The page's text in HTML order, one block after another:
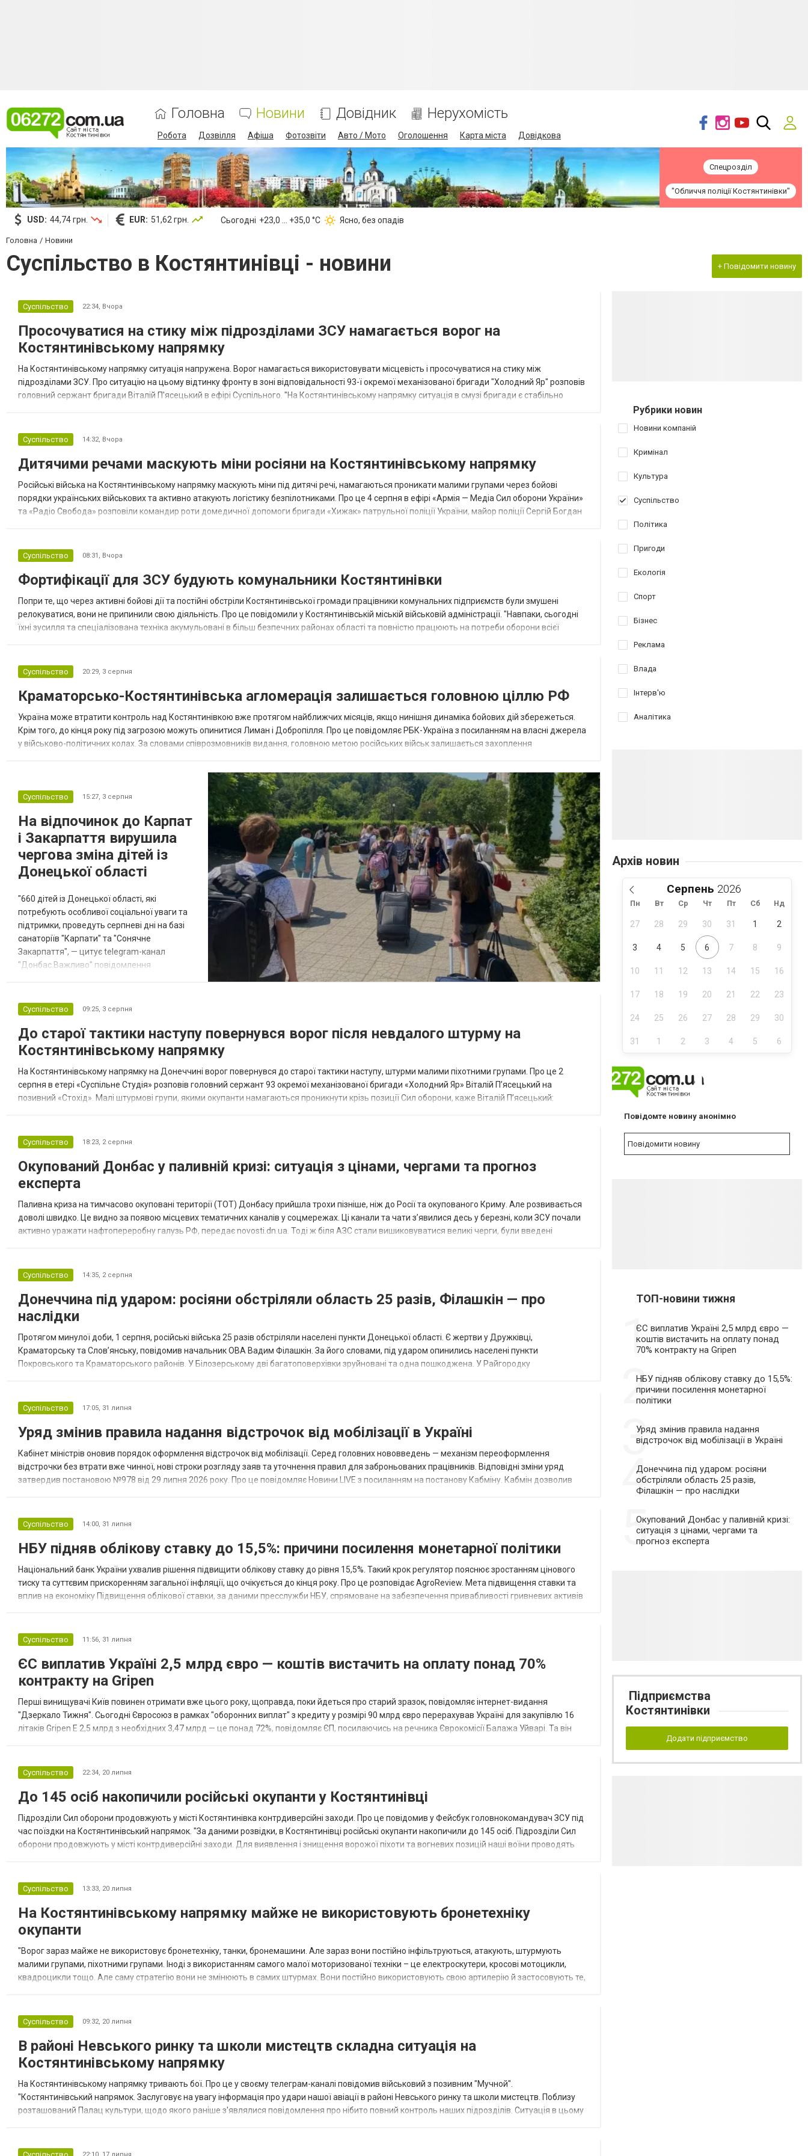
Головна Новини Довідник Нерухомість
Робота Дозвілля Афіша Фотозвіти Авто / Мото Оголошення Карта міста Довідкова
Спецрозділ
"Обличчя поліції Костянтинівки"
USD: 44,74 грн. EUR: 51,62 грн. Сьогодні +23,0 ... +35,0 °С Ясно, без опадів
Головна Новини
Суспільство в Костянтинівці - новини + Повідомити новину
Суспільство 22:34, Вчора
Просочуватися на стику між підрозділами ЗСУ намагається ворог на
Костянтинівському напрямку
На Костянтинівському напрямку ситуація напружена. Ворог намагається використовувати місцевість і просочуватися на стику між
підрозділами ЗСУ. Про ситуацію на цьому відтинку фронту в зоні відповідальності 93-ї окремої механізованої бригади "Холодний Яр" розповів
головний сержант бригади Віталій П'ясецький в ефірі Суспільного. "На Костянтинівському напрямку ситуація в смузі бригади є стабільно
Суспільство 14:32, Вчора
Дитячими речами маскують міни росіяни на Костянтинівському напрямку
Російські війська на Костянтинівському напрямку маскують міни під дитячі речі, намагаються проникати малими групами через бойові
порядки українських військових та активно атакують логістику безпілотниками. Про це 4 серпня в ефірі «Армія — Медіа Сил оборони України»
та «Радіо Свобода» розповіли командир роти домедичної допомоги бригади «Хижак» патрульної поліції України, майор поліції Сергій Богдан
Суспільство 08:31, Вчора
Фортифікації для ЗСУ будують комунальники Костянтинівки
Попри те, що через активні бойові дії та постійні обстріли Костянтинівської громади працівники комунальних підприємств були змушені
релокуватися, вони не припинили свою діяльність. Про це повідомили у Костянтинівській міській військовій адміністрації. "Навпаки, сьогодні
їхні зусилля та спеціалізована техніка акумульовані в більш безпечних районах області та повністю працюють на потреби оборони всієї
Суспільство 20:29, 3 серпня
Краматорсько-Костянтинівська агломерація залишається головною ціллю РФ
Україна може втратити контроль над Костянтинівкою вже протягом найближчих місяців, якщо нинішня динаміка бойових дій збережеться.
Крім того, до кінця року під загрозою можуть опинитися Лиман і Добропілля. Про це повідомляє РБК-Україна з посиланням на власні джерела
у військово-політичних колах. За словами співрозмовників видання, головною метою російських військ залишається захоплення
Суспільство 15:27, 3 серпня
На відпочинок до Карпат
і Закарпаття вирушила
чергова зміна дітей із
Донецької області
"660 дітей із Донецької області, які
потребують особливої соціальної уваги та
підтримки, проведуть серпневі дні на базі
санаторіїв "Карпати" та "Сонячне
Закарпаття", — цитує telegram-канал
"Донбас.Важливо" повідомлення
словами, під час відпочинку школярі
візьмуть участь у творчих і спортивних
заходах, тренінгах, театральних
постановках, екологічних проєктах, а також
ознайомлят...
Суспільство 09:25, 3 серпня
До старої тактики наступу повернувся ворог після невдалого штурму на
Костянтинівському напрямку
На Костянтинівському напрямку на Донеччині ворог повернувся до старої тактики наступу, штурми малими піхотними групами. Про це 2
серпня в етері «Суспільне Студія» розповів головний сержант 93 окремої механізованої бригади «Холодний Яр» Віталій Пʼясецький на
позивний «Стохід». Малі штурмові групи, якими окупанти намагаються проникнути крізь позиції Сил оборони, каже Віталій Пʼясецький:
Суспільство 18:23, 2 серпня
Окупований Донбас у паливній кризі: ситуація з цінами, чергами та прогноз
експерта
Паливна криза на тимчасово окуповані території (ТОТ) Донбасу прийшла трохи пізніше, ніж до Росії та окупованого Криму. Але розвивається
доволі швидко. Це видно за появою місцевих тематичних каналів у соцмережах. Ці канали та чати з’явилися десь у березні, коли ЗСУ почали
активно уражати нафтопереробну галузь РФ, передає novosti.dn.ua. Тоді ж біля АЗС стали вишиковуватися великі черги, були введені
Суспільство 14:35, 2 серпня
Донеччина під ударом: росіяни обстріляли область 25 разів, Філашкін — про
наслідки
Протягом минулої доби, 1 серпня, російські війська 25 разів обстріляли населені пункти Донецької області. Є жертви у Дружківці,
Краматорську та Слов’янську, повідомив начальник ОВА Вадим Філашкін. За його словами, під ударом опинились населені пункти
Покровського та Краматорського районів. У Білозерському дві багатоповерхівки зруйновані та одна пошкоджена. У Райгородку
Суспільство 17:05, 31 липня
Уряд змінив правила надання відстрочок від мобілізації в Україні
Кабінет міністрів оновив порядок оформлення відстрочок від мобілізації. Серед головних нововведень — механізм переоформлення
відстрочки без втрати вже чинної, нові строки розгляду заяв та уточнення правил для заброньованих працівників. Відповідні зміни уряд
затвердив постановою №978 від 29 липня 2026 року. Про це повідомляє Новини.LIVE з посиланням на постанову Кабміну. Кабмін дозволив
Суспільство 14:00, 31 липня
НБУ підняв облікову ставку до 15,5%: причини посилення монетарної політики
Національний банк України ухвалив рішення підвищити облікову ставку до рівня 15,5%. Такий крок регулятор пояснює зростанням цінового
тиску та суттєвим прискоренням загальної інфляції, що очікується до кінця року. Про це розповідає AgroReview. Мета підвищення ставки та
вплив на економіку Підвищення облікової ставки, за даними пресслужби НБУ, спрямоване на забезпечення привабливості гривневих активів
Суспільство 11:56, 31 липня
ЄС виплатив Україні 2,5 млрд євро — коштів вистачить на оплату понад 70%
контракту на Gripen
Перші винищувачі Київ повинен отримати вже цього року, щоправда, поки йдеться про старий зразок, повідомляє інтернет-видання
"Дзеркало Тижня". Сьогодні Євросоюз в рамках "оборонних виплат" з кредиту у розмірі 90 млрд євро перерахував Україні для закупівлю 16
літаків Gripen Е 2,5 млрд з необхідних 3,47 млрд — це понад 72%, повідомляє ЄП, посилаючись на речника Єврокомісії Балажа Уйварі. Та він
Суспільство 22:34, 20 липня
До 145 осіб накопичили російські окупанти у Костянтинівці
Підрозділи Сил оборони продовжують у місті Костянтинівка контрдиверсійні заходи. Про це повідомив у Фейсбук головнокомандувач ЗСУ під
час поїздки на Костянтинівський напрямок. "За даними розвідки, в Костянтинівці російські окупанти накопичили до 145 осіб. Підрозділи Сил
оборони продовжують у місті контрдиверсійні заходи. Для виявлення і знищення ворожої піхоти та вогневих позицій наші воїни проводять
Суспільство 13:33, 20 липня
На Костянтинівському напрямку майже не використовують бронетехніку
окупанти
"Ворог зараз майже не використовує бронетехніку, танки, бронемашини. Але зараз вони постійно інфільтруються, атакують, штурмують
малими групами, піхотними групами. Іноді з використанням самого малої моторизованої техніки – це електроскутери, кросові мотоцикли,
квадроцикли тощо. Але саму стратегію вони не змінюють в самих штурмах. Вони постійно використовують свою артилерію й застосовують те,
Суспільство 09:32, 20 липня
В районі Невського ринку та школи мистецтв складна ситуація на
Костянтинівському напрямку
На Костянтинівському напрямку тривають бої. Про це у своєму телеграм-каналі повідомив військовий з позивним "Мучной".
"Костянтинівський напрямок. Заслуговує на увагу інформація про удари нашої авіації в районі Невського ринку та школи мистецтв. Поблизу
розташований Палац культури, щодо якого раніше з'являлися повідомлення про нібито повний контроль наших підрозділів. Ситуація в цьому
Рубрики новин
Новини компаній
Кримінал
Культура
Суспільство
Політика
Пригоди
Екологія
Спорт
Бізнес
Реклама
Влада
Інтерв'ю
Аналітика
Архів новин
Серпень
Пн Вт Ср Чт Пт Сб Нд
27 28 29 30 31 1 2
3 4 5 6 7 8 9
10 11 12 13 14 15 16
17 18 19 20 21 22 23
24 25 26 27 28 29 30
31 1 2 3 4 5 6
Повідомте новину анонімно
Повідомити новину
ТОП-новини тижня
1
ЄС виплатив Україні 2,5 млрд євро —
коштів вистачить на оплату понад
70% контракту на Gripen
2
НБУ підняв облікову ставку до 15,5%:
причини посилення монетарної
політики
3
Уряд змінив правила надання
відстрочок від мобілізації в Україні
4
Донеччина під ударом: росіяни
обстріляли область 25 разів,
Філашкін — про наслідки
5
Окупований Донбас у паливній кризі:
ситуація з цінами, чергами та
прогноз експерта
Підприємства
Костянтинівки
Додати підприємство